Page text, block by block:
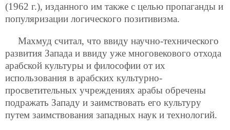
(1962 г.), изданного им также с целью пропаганды и
популяризации логического позитивизма.
Махмуд считал, что ввиду научно-технического
развития Запада и ввиду уже многовекового отхода
арабской культуры и философии от их
использования в арабских культурно-
просветительных учреждениях арабы обречены
подражать Западу и заимствовать его культуру
путем заимствования западных наук и технологий.